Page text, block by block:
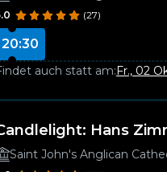
(27)
20:30
auch statt am:Fr., 02
Hans
Saint John's Anglican